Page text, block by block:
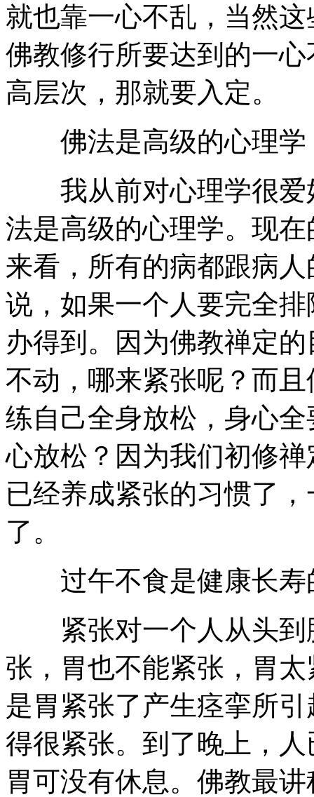
就也靠一心不乱，当然
佛教修行所要达到的一
高层次，那就要入定。
佛法是高级的心理学
我从前对心理学很爱
法是高级的心理学。现
来看，所有的病都跟病
说，如果一个人要完全
办得到。因为佛教禅定
不动，哪来紧张呢？而
练自己全身放松，身心
心放松？因为我们初修
已经养成紧张的习惯了
了。
过午不食是健康长寿
紧张对一个人从头到
张，胃也不能紧张，胃
是胃紧张了产生痉挛所
得很紧张。到了晚上，
胃可没有休息。佛教最